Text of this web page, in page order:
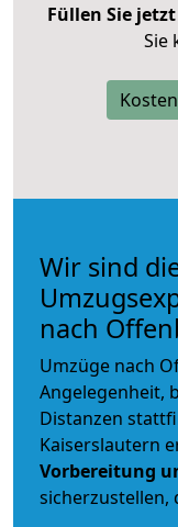
Füllen Sie
Sie
Wir sind
nach
Umzüge nach
Angelegenheit,
Distanzen
Kaiserslautern
Vorbereitung
sicherzustellen,